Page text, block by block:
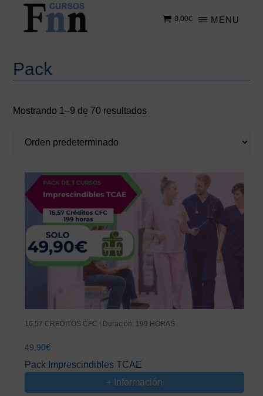
Saltar
contenido
Saltar
lateral
principal
cursos
MENU
0,00€
Pack
Mostrando 1–9 de 70 resultados
16,57 CREDITOS CFC | Duración: 199 HORAS
49,90€
Pack Imprescindibles TCAE
+ Información
Barra
principal